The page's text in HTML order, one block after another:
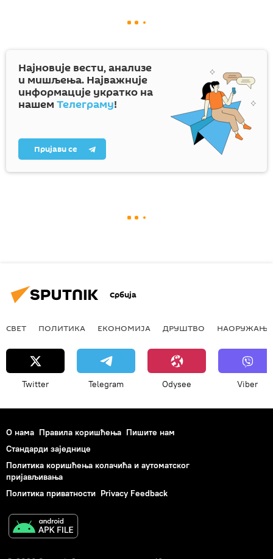
Најновије вести, анализе
и мишљења. Најважније
информације укратко на
нашем Телеграму!
Пријави се
Србија
СВЕТ ПОЛИТИКА ЕКОНОМИЈА ДРУШТВО НАОРУЖАЊЕ
Twitter Telegram Odysee Viber
О нама Правила коришћења Пишите нам
Стандарди заједнице
Политика коришћења колачића и аутоматског
пријављивања
Политика приватности Privacy Feedback